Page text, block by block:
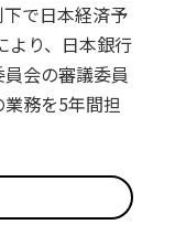
で日本経済予
より、日本銀行
会の審議委員
務を5年間担